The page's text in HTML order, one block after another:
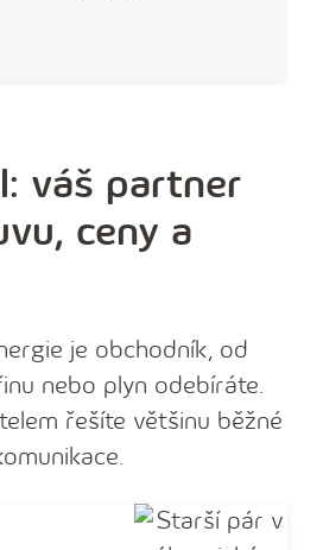
váš partner
ceny a
je obchodník, od
nebo plyn odebíráte.
řešíte většinu běžné